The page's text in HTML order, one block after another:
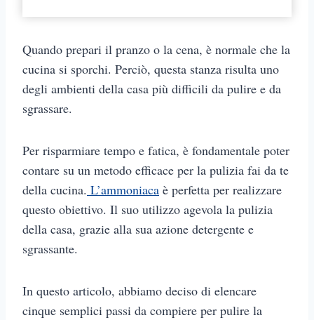
Quando prepari il pranzo o la cena, è normale che la
cucina si sporchi. Perciò, questa stanza risulta uno
degli ambienti della casa più difficili da pulire e da
sgrassare.
Per risparmiare tempo e fatica, è fondamentale poter
contare su un metodo efficace per la pulizia fai da te
della cucina. L’ammoniaca è perfetta per realizzare
questo obiettivo. Il suo utilizzo agevola la pulizia
della casa, grazie alla sua azione detergente e
sgrassante.
In questo articolo, abbiamo deciso di elencare
cinque semplici passi da compiere per pulire la